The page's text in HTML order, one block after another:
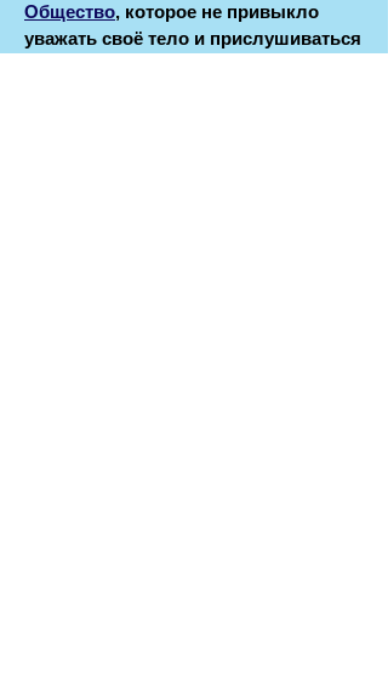
Общество, которое не привыкло
уважать своё тело и прислушиваться